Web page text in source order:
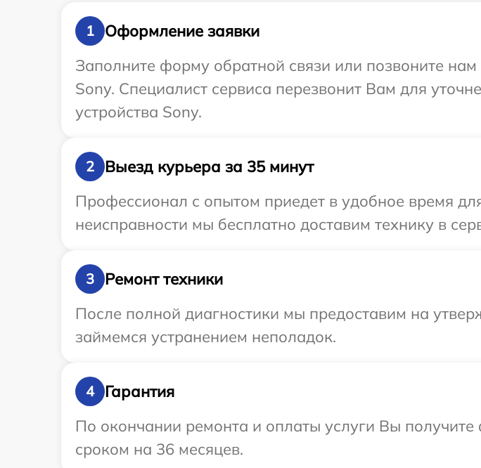
1
Оформление заявки
Заполните форму обратной связи или позвоните
Sony. Специалист сервиса перезвонит Вам для
устройства Sony.
2
Выезд курьера за 35 минут
Профессионал с опытом приедет в удобное время
неисправности мы бесплатно доставим технику в
3
Ремонт техники
После полной диагностики мы предоставим на
займемся устранением неполадок.
4
Гарантия
По окончании ремонта и оплаты услуги Вы
сроком на 36 месяцев.